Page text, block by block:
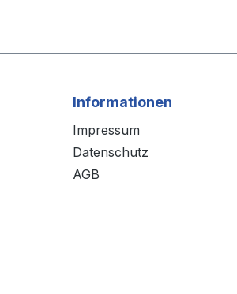
Informationen
Impressum
Datenschutz
AGB